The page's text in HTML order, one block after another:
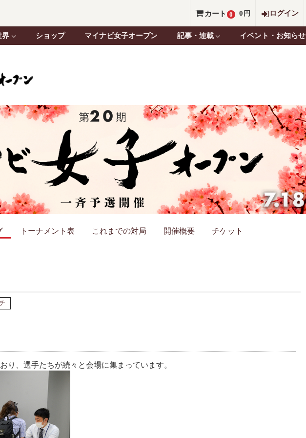
カート 0 0 円 ログイン
界 ショップ マイナビ女子オープン 記事・連載 イベント・お知らせ
トーナメント表 これまでの対局 開催概要 チケット
り、選手たちが続々と会場に集まっています。